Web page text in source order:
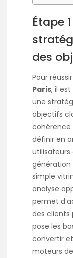
Étape
des
Pour
Paris, il
une
objectifs
cohérence
définir en
utilisateurs
génération
simple
analyse
permet
des clients
pose les
convertir
moteurs